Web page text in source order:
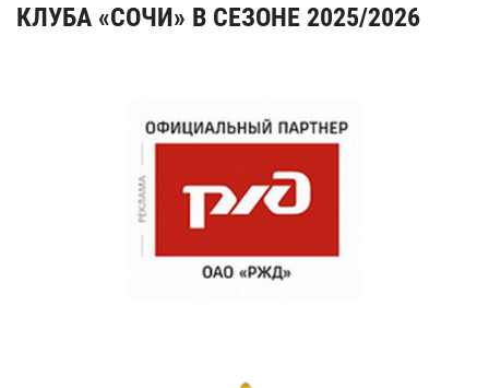
КЛУБА «СОЧИ» В СЕЗОНЕ 2025/2026